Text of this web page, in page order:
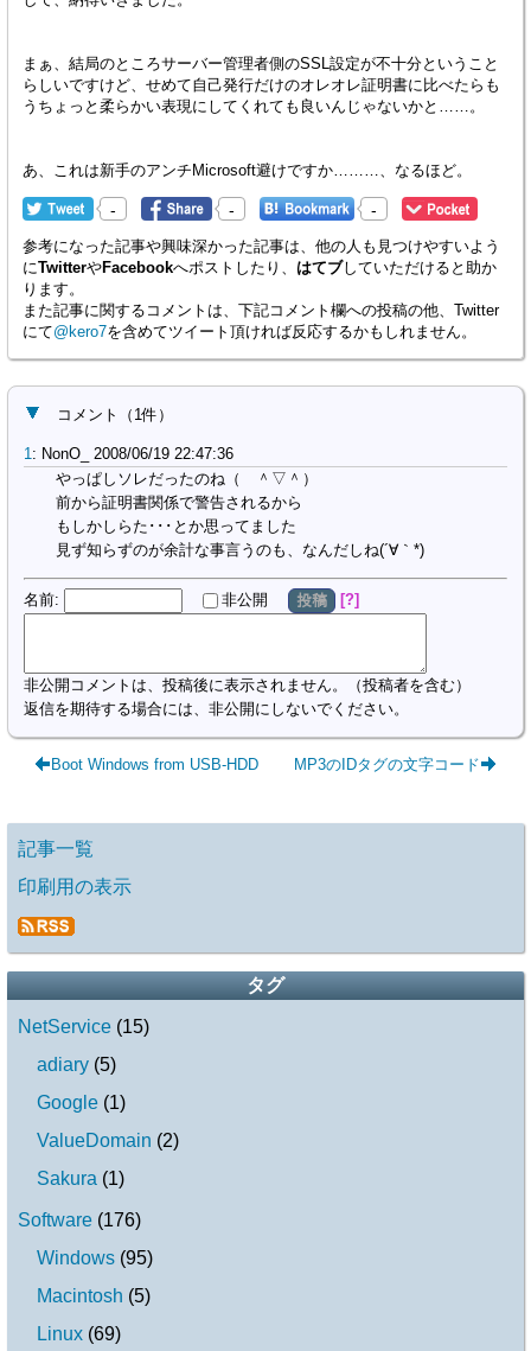
まぁ、結局のところサーバー管理者側のSSL設定が不十分ということ
らしいですけど、せめて自己発行だけのオレオレ証明書に比べたらも
うちょっと柔らかい表現にしてくれても良いんじゃないかと……。
あ、これは新手のアンチMicrosoft避けですか………、なるほど。
- - -
参考になった記事や興味深かった記事は、他の人も見つけやすいよう
にTwitterやFacebookへポストしたり、 はてブしていただけると助か
ります。
また記事に関するコメントは、下記コメント欄への投稿の他、Twitter
にて@kero7を含めてツイート頂ければ反応するかもしれません。
コメント （ 1件）
1 : NonO_
2008/06/19 22:47:36
やっぱしソレだったのね（　＾▽＾）
前から証明書関係で警告されるから
もしかしらた･･･とか思ってました
見ず知らずのが余計な事言うのも、なんだしね(´∀｀*)
名前: 非公開 投稿 ?
非公開コメントは、投稿後に表示されません。（投稿者を含む）
返信を期待する場合には、非公開にしないでください。
Boot Windows from USB-HDD MP3のIDタグの文字コード
記事一覧
印刷用の表示
タグ
NetService (15)
adiary (5)
Google (1)
ValueDomain (2)
Sakura (1)
Software (176)
Windows (95)
Macintosh (5)
Linux (69)